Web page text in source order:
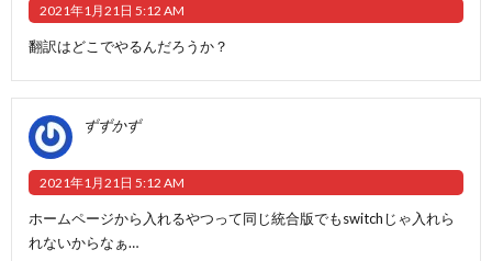
2021年1月21日 5:12 AM
翻訳はどこでやるんだろうか？
ずずかず
2021年1月21日 5:12 AM
ホームページから入れるやつって同じ統合版でもswitchじゃ入れら
れないからなぁ…